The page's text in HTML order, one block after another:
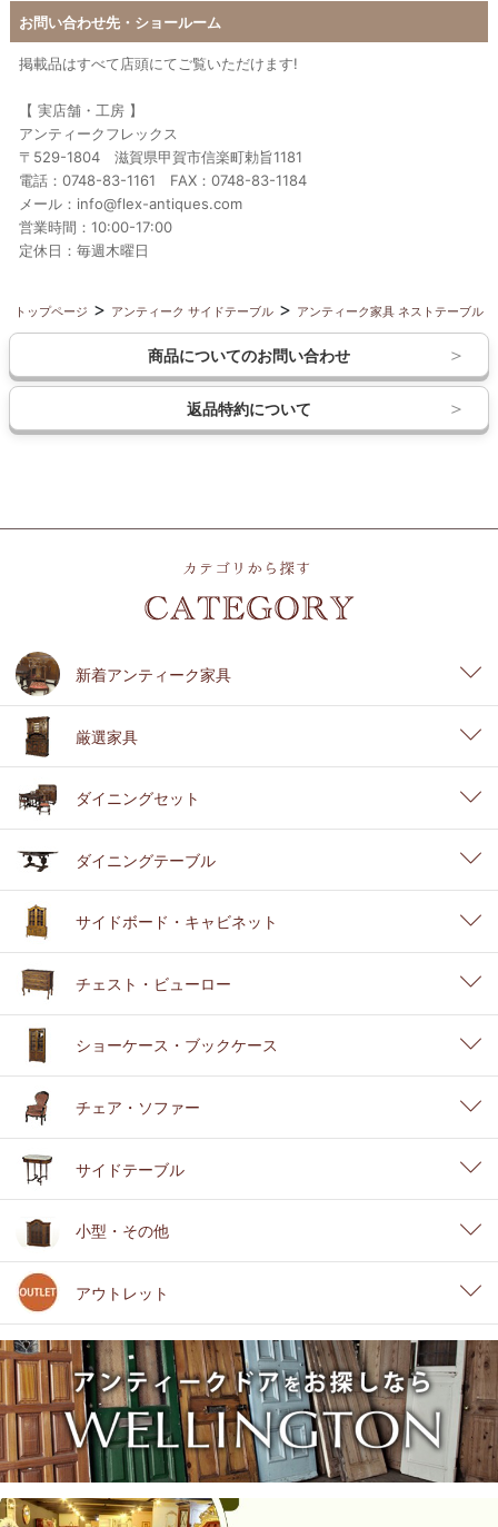
お問い合わせ先・ショールーム
掲載品はすべて店頭にてご覧いただけます!
【 実店舗・工房 】
アンティークフレックス
〒529-1804 滋賀県甲賀市信楽町勅旨1181
電話：0748-83-1161 FAX：0748-83-1184
メール：info@flex-antiques.com
営業時間：10:00-17:00
定休日：毎週木曜日
トップページ アンティーク サイドテーブル アンティーク家具 ネストテーブル
商品についてのお問い合わせ
返品特約について
新着アンティーク家具
厳選家具
ダイニングセット
ダイニングテーブル
サイドボード・キャビネット
チェスト・ビューロー
ショーケース・ブックケース
チェア・ソファー
サイドテーブル
小型・その他
アウトレット